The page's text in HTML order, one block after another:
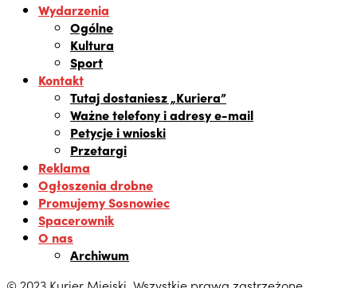
Wydarzenia
Ogólne
Kultura
Sport
Kontakt
Tutaj dostaniesz „Kuriera”
Ważne telefony i adresy e-mail
Petycje i wnioski
Przetargi
Reklama
Ogłoszenia drobne
Promujemy Sosnowiec
Spacerownik
O nas
Archiwum